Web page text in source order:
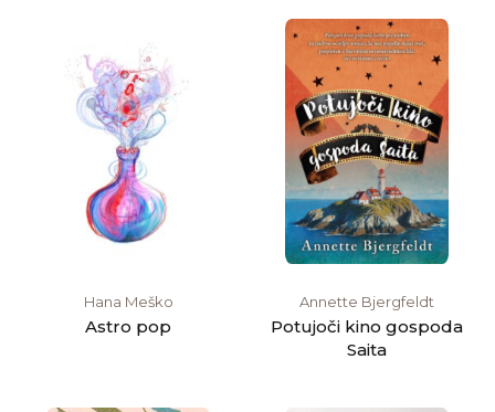
Hana Meško
Astro pop
Annette Bjergfeldt
Potujoči kino gospoda
Saita